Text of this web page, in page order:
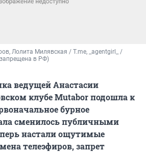
Лолита Милявская / T.me, _agentgirl_ /
в РФ)
ведущей Анастасии
клубе Mutabor подошла к
бурное
сменилось публичными
настали ощутимые
телеэфиров, запрет